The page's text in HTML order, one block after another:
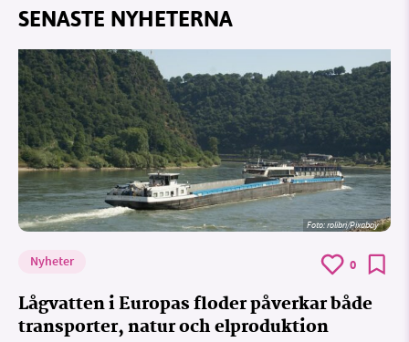
SENASTE NYHETERNA
Foto:rolibri/Pixabay
Nyheter 0
Lågvatten i Europas floder påverkar både
transporter, natur och elproduktion